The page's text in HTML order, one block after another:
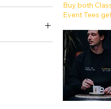
Buy both
Event Tees